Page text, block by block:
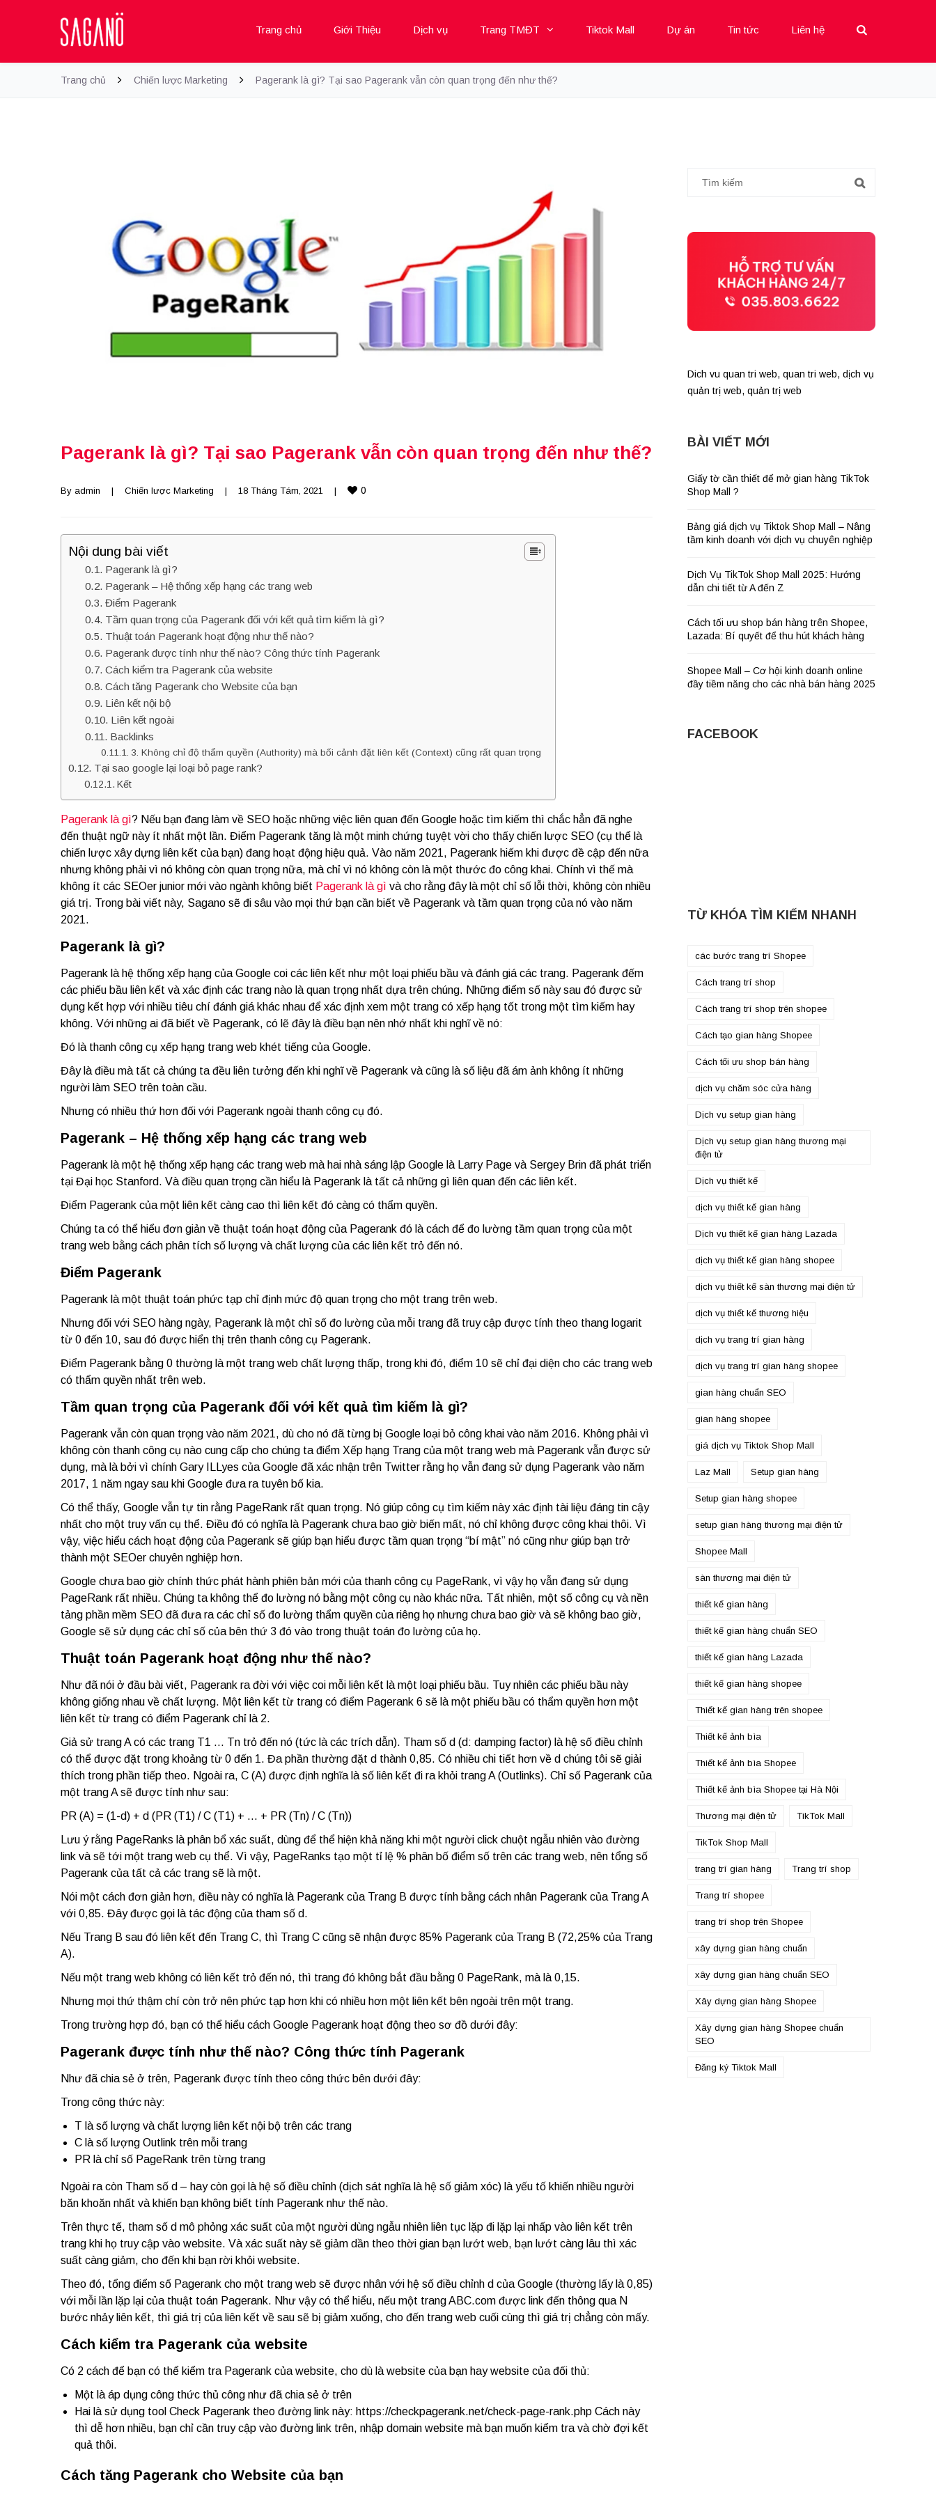
Trang chủ Giới Thiệu Dịch vụ Trang TMĐT Tiktok Mall Dự án Tin tức Liên hệ
Trang chủ Chiến lược Marketing Pagerank là gì? Tại sao Pagerank vẫn còn quan trọng đến như thế?
Pagerank là gì? Tại sao Pagerank vẫn còn quan trọng đến như thế?
By admin
    |
Chiến lược Marketing
    |    18 Tháng Tám, 2021    |
0
Nội dung bài viết
Pagerank là gì?
Pagerank – Hệ thống xếp hạng các trang web
Điểm Pagerank
Tầm quan trọng của Pagerank đối với kết quả tìm kiếm là gì?
Thuật toán Pagerank hoạt động như thế nào?
Pagerank được tính như thế nào? Công thức tính Pagerank
Cách kiểm tra Pagerank của website
Cách tăng Pagerank cho Website của bạn
Liên kết nội bộ
Liên kết ngoài
Backlinks
3. Không chỉ độ thẩm quyền (Authority) mà bối cảnh đặt liên kết (Context) cũng rất quan trọng
Tại sao google lại loại bỏ page rank?
Kết
Pagerank là gì? Nếu bạn đang làm về SEO hoặc những việc liên quan đến Google hoặc tìm kiếm thì chắc hẳn đã nghe
đến thuật ngữ này ít nhất một lần. Điểm Pagerank tăng là một minh chứng tuyệt vời cho thấy chiến lược SEO (cụ thể là
chiến lược xây dựng liên kết của bạn) đang hoạt động hiệu quả. Vào năm 2021, Pagerank hiếm khi được đề cập đến nữa
nhưng không phải vì nó không còn quan trọng nữa, mà chỉ vì nó không còn là một thước đo công khai. Chính vì thế mà
không ít các SEOer junior mới vào ngành không biết Pagerank là gì và cho rằng đây là một chỉ số lỗi thời, không còn nhiều
giá trị. Trong bài viết này, Sagano sẽ đi sâu vào mọi thứ bạn cần biết về Pagerank và tầm quan trọng của nó vào năm
2021.
Pagerank là gì?
Pagerank là hệ thống xếp hạng của Google coi các liên kết như một loại phiếu bầu và đánh giá các trang. Pagerank đếm
các phiếu bầu liên kết và xác định các trang nào là quan trọng nhất dựa trên chúng. Những điểm số này sau đó được sử
dụng kết hợp với nhiều tiêu chí đánh giá khác nhau để xác định xem một trang có xếp hạng tốt trong một tìm kiếm hay
không. Với những ai đã biết về Pagerank, có lẽ đây là điều bạn nên nhớ nhất khi nghĩ về nó:
Đó là thanh công cụ xếp hạng trang web khét tiếng của Google.
Đây là điều mà tất cả chúng ta đều liên tưởng đến khi nghĩ về Pagerank và cũng là số liệu đã ám ảnh không ít những
người làm SEO trên toàn cầu.
Nhưng có nhiều thứ hơn đối với Pagerank ngoài thanh công cụ đó.
Pagerank – Hệ thống xếp hạng các trang web
Pagerank là một hệ thống xếp hạng các trang web mà hai nhà sáng lập Google là Larry Page và Sergey Brin đã phát triển
tại Đại học Stanford. Và điều quan trọng cần hiểu là Pagerank là tất cả những gì liên quan đến các liên kết.
Điểm Pagerank của một liên kết càng cao thì liên kết đó càng có thẩm quyền.
Chúng ta có thể hiểu đơn giản về thuật toán hoạt động của Pagerank đó là cách để đo lường tầm quan trọng của một
trang web bằng cách phân tích số lượng và chất lượng của các liên kết trỏ đến nó.
Điểm Pagerank
Pagerank là một thuật toán phức tạp chỉ định mức độ quan trọng cho một trang trên web.
Nhưng đối với SEO hàng ngày, Pagerank là một chỉ số đo lường của mỗi trang đã truy cập được tính theo thang logarit
từ 0 đến 10, sau đó được hiển thị trên thanh công cụ Pagerank.
Điểm Pagerank bằng 0 thường là một trang web chất lượng thấp, trong khi đó, điểm 10 sẽ chỉ đại diện cho các trang web
có thẩm quyền nhất trên web.
Tầm quan trọng của Pagerank đối với kết quả tìm kiếm là gì?
Pagerank vẫn còn quan trọng vào năm 2021, dù cho nó đã từng bị Google loại bỏ công khai vào năm 2016. Không phải vì
không còn thanh công cụ nào cung cấp cho chúng ta điểm Xếp hạng Trang của một trang web mà Pagerank vẫn được sử
dụng, mà là bởi vì chính Gary ILLyes của Google đã xác nhận trên Twitter rằng họ vẫn đang sử dụng Pagerank vào năm
2017, 1 năm ngay sau khi Google đưa ra tuyên bố kia.
Có thể thấy, Google vẫn tự tin rằng PageRank rất quan trọng. Nó giúp công cụ tìm kiếm này xác định tài liệu đáng tin cậy
nhất cho một truy vấn cụ thể. Điều đó có nghĩa là Pagerank chưa bao giờ biến mất, nó chỉ không được công khai thôi. Vì
vậy, việc hiểu cách hoạt động của Pagerank sẽ giúp bạn hiểu được tầm quan trọng “bí mật” nó cũng như giúp bạn trở
thành một SEOer chuyên nghiệp hơn.
Google chưa bao giờ chính thức phát hành phiên bản mới của thanh công cụ PageRank, vì vậy họ vẫn đang sử dụng
PageRank rất nhiều. Chúng ta không thể đo lường nó bằng một công cụ nào khác nữa. Tất nhiên, một số công cụ và nền
tảng phần mềm SEO đã đưa ra các chỉ số đo lường thẩm quyền của riêng họ nhưng chưa bao giờ và sẽ không bao giờ,
Google sẽ sử dụng các chỉ số của bên thứ 3 đó vào trong thuật toán đo lường của họ.
Thuật toán Pagerank hoạt động như thế nào?
Như đã nói ở đầu bài viết, Pagerank ra đời với việc coi mỗi liên kết là một loại phiếu bầu. Tuy nhiên các phiếu bầu này
không giống nhau về chất lượng. Một liên kết từ trang có điểm Pagerank 6 sẽ là một phiếu bầu có thẩm quyền hơn một
liên kết từ trang có điểm Pagerank chỉ là 2.
Giả sử trang A có các trang T1 … Tn trỏ đến nó (tức là các trích dẫn). Tham số d (d: damping factor) là hệ số điều chỉnh
có thể được đặt trong khoảng từ 0 đến 1. Đa phần thường đặt d thành 0,85. Có nhiều chi tiết hơn về d chúng tôi sẽ giải
thích trong phần tiếp theo. Ngoài ra, C (A) được định nghĩa là số liên kết đi ra khỏi trang A (Outlinks). Chỉ số Pagerank của
một trang A sẽ được tính như sau:
PR (A) = (1-d) + d (PR (T1) / C (T1) + … + PR (Tn) / C (Tn))
Lưu ý rằng PageRanks là phân bổ xác suất, dùng để thể hiện khả năng khi một người click chuột ngẫu nhiên vào đường
link và sẽ tới một trang web cụ thể. Vì vậy, PageRanks tạo một tỉ lệ % phân bố điểm số trên các trang web, nên tổng số
Pagerank của tất cả các trang sẽ là một.
Nói một cách đơn giản hơn, điều này có nghĩa là Pagerank của Trang B được tính bằng cách nhân Pagerank của Trang A
với 0,85. Đây được gọi là tác động của tham số d.
Nếu Trang B sau đó liên kết đến Trang C, thì Trang C cũng sẽ nhận được 85% Pagerank của Trang B (72,25% của Trang
A).
Nếu một trang web không có liên kết trỏ đến nó, thì trang đó không bắt đầu bằng 0 PageRank, mà là 0,15.
Nhưng mọi thứ thậm chí còn trở nên phức tạp hơn khi có nhiều hơn một liên kết bên ngoài trên một trang.
Trong trường hợp đó, bạn có thể hiểu cách Google Pagerank hoạt động theo sơ đồ dưới đây:
Pagerank được tính như thế nào? Công thức tính Pagerank
Như đã chia sẻ ở trên, Pagerank được tính theo công thức bên dưới đây:
Trong công thức này:
T là số lượng và chất lượng liên kết nội bộ trên các trang
C là số lượng Outlink trên mỗi trang
PR là chỉ số PageRank trên từng trang
Ngoài ra còn Tham số d – hay còn gọi là hệ số điều chỉnh (dịch sát nghĩa là hệ số giảm xóc) là yếu tố khiến nhiều người
băn khoăn nhất và khiến bạn không biết tính Pagerank như thế nào.
Trên thực tế, tham số d mô phỏng xác suất của một người dùng ngẫu nhiên liên tục lặp đi lặp lại nhấp vào liên kết trên
trang khi họ truy cập vào website. Và xác suất này sẽ giảm dần theo thời gian bạn lướt web, bạn lướt càng lâu thì xác
suất càng giảm, cho đến khi bạn rời khỏi website.
Theo đó, tổng điểm số Pagerank cho một trang web sẽ được nhân với hệ số điều chỉnh d của Google (thường lấy là 0,85)
với mỗi lần lặp lại của thuật toán Pagerank. Như vậy có thể hiểu, nếu một trang ABC.com được link đến thông qua N
bước nhảy liên kết, thì giá trị của liên kết về sau sẽ bị giảm xuống, cho đến trang web cuối cùng thì giá trị chẳng còn mấy.
Cách kiểm tra Pagerank của website
Có 2 cách để bạn có thể kiểm tra Pagerank của website, cho dù là website của bạn hay website của đối thủ:
Một là áp dụng công thức thủ công như đã chia sẻ ở trên
Hai là sử dụng tool Check Pagerank theo đường link này: https://checkpagerank.net/check-page-rank.php Cách này
thì dễ hơn nhiều, bạn chỉ cần truy cập vào đường link trên, nhập domain website mà bạn muốn kiểm tra và chờ đợi kết
quả thôi.
Cách tăng Pagerank cho Website của bạn
Dich vu quan tri web, quan tri web, dịch vụ
quản trị web, quản trị web
BÀI VIẾT MỚI
Giấy tờ cần thiết để mở gian hàng TikTok
Shop Mall ?
Bảng giá dịch vụ Tiktok Shop Mall – Nâng
tầm kinh doanh với dịch vụ chuyên nghiệp
Dịch Vụ TikTok Shop Mall 2025: Hướng
dẫn chi tiết từ A đến Z
Cách tối ưu shop bán hàng trên Shopee,
Lazada: Bí quyết để thu hút khách hàng
Shopee Mall – Cơ hội kinh doanh online
đầy tiềm năng cho các nhà bán hàng 2025
FACEBOOK
TỪ KHÓA TÌM KIẾM NHANH
các bước trang trí Shopee
Cách trang trí shop
Cách trang trí shop trên shopee
Cách tạo gian hàng Shopee
Cách tối ưu shop bán hàng
dịch vụ chăm sóc cửa hàng
Dịch vụ setup gian hàng
Dịch vụ setup gian hàng thương mại
điện tử
Dịch vụ thiết kế
dịch vụ thiết kế gian hàng
Dịch vụ thiết kế gian hàng Lazada
dịch vụ thiết kế gian hàng shopee
dịch vụ thiết kế sàn thương mại điện tử
dịch vụ thiết kế thương hiệu
dịch vụ trang trí gian hàng
dịch vụ trang trí gian hàng shopee
gian hàng chuẩn SEO
gian hàng shopee
giá dịch vụ Tiktok Shop Mall
Laz Mall Setup gian hàng
Setup gian hàng shopee
setup gian hàng thương mại điện tử
Shopee Mall
sàn thương mại điện tử
thiết kế gian hàng
thiết kế gian hàng chuẩn SEO
thiết kế gian hàng Lazada
thiết kế gian hàng shopee
Thiết kế gian hàng trên shopee
Thiết kế ảnh bìa
Thiết kế ảnh bìa Shopee
Thiết kế ảnh bìa Shopee tại Hà Nội
Thương mại điện tử TikTok Mall
TikTok Shop Mall
trang trí gian hàng Trang trí shop
Trang trí shopee
trang trí shop trên Shopee
xây dựng gian hàng chuẩn
xây dựng gian hàng chuẩn SEO
Xây dựng gian hàng Shopee
Xây dựng gian hàng Shopee chuẩn
SEO
Đăng ký Tiktok Mall